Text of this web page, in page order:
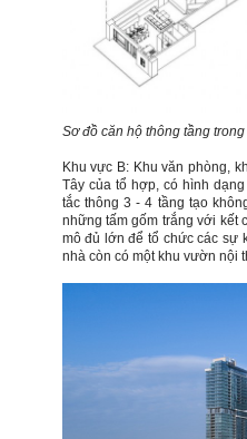
Sơ đồ căn hộ thông tầng
Khu vực B: Khu văn phòng,
Tây của tổ hợp, có hình
tắc thông 3 - 4 tầng tạo
những tấm gốm trắng với kết
mô đủ lớn để tổ chức các sự
nhà còn có một khu vườn nội